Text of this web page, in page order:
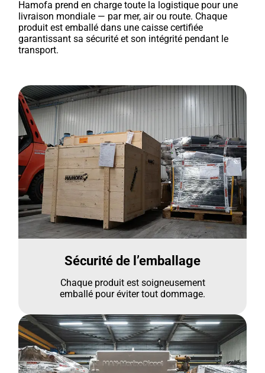
Hamofa prend en charge toute la logistique pour une
livraison mondiale — par mer, air ou route. Chaque
produit est emballé dans une caisse certifiée
garantissant sa sécurité et son intégrité pendant le
transport.
Sécurité de l’emballage
Chaque produit est soigneusement
emballé pour éviter tout dommage.